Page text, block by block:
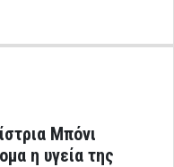
Μπόνι
η υγεία της